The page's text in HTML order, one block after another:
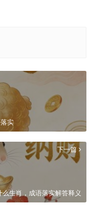
实
下一篇
么生肖，成语落实解答释义